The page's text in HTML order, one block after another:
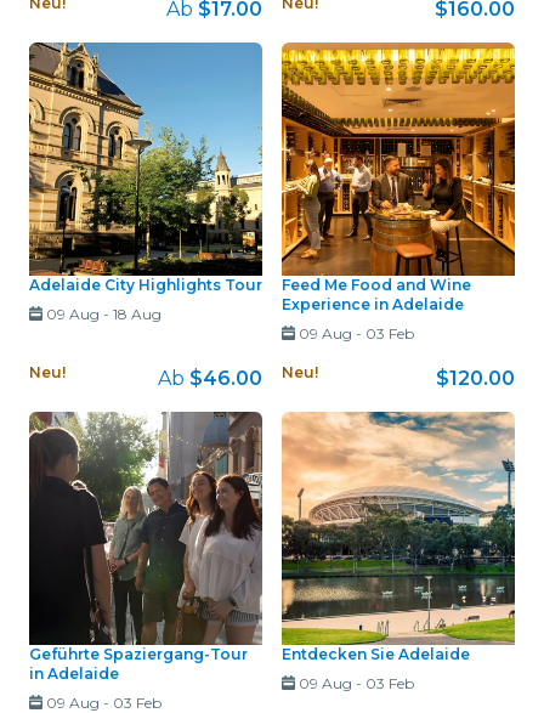
Ab $17.00 $160.00
Adelaide City Highlights Tour
09 Aug - 18 Aug
Neu! Ab $46.00
Feed Me Food and Wine
Experience in Adelaide
09 Aug - 03 Feb
Neu! $120.00
Geführte Spaziergang-Tour
in Adelaide
09 Aug - 03 Feb
Entdecken Sie Adelaide
09 Aug - 03 Feb